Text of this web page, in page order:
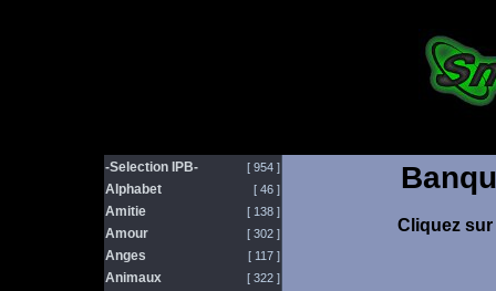
Cliquez
-Selection IPB- [ 954 ]
Alphabet [ 46 ]
Amitie [ 138 ]
Amour [ 302 ]
Anges [ 117 ]
Animaux [ 322 ]